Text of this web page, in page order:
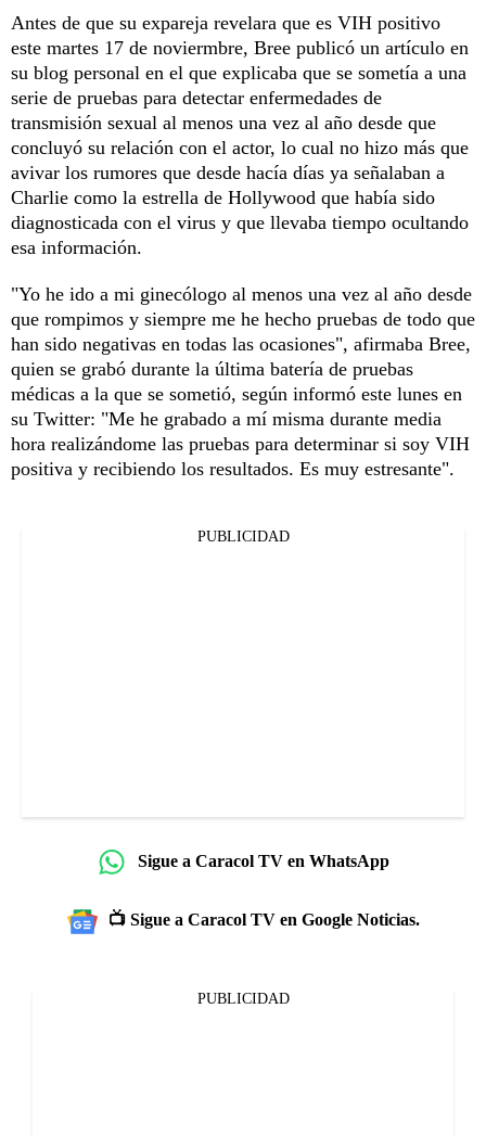
Antes de que su expareja revelara que es VIH positivo
este martes 17 de noviermbre, Bree publicó un artículo en
su blog personal en el que explicaba que se sometía a una
serie de pruebas para detectar enfermedades de
transmisión sexual al menos una vez al año desde que
concluyó su relación con el actor, lo cual no hizo más que
avivar los rumores que desde hacía días ya señalaban a
Charlie como la estrella de Hollywood que había sido
diagnosticada con el virus y que llevaba tiempo ocultando
esa información.
"Yo he ido a mi ginecólogo al menos una vez al año desde
que rompimos y siempre me he hecho pruebas de todo que
han sido negativas en todas las ocasiones", afirmaba Bree,
quien se grabó durante la última batería de pruebas
médicas a la que se sometió, según informó este lunes en
su Twitter: "Me he grabado a mí misma durante media
hora realizándome las pruebas para determinar si soy VIH
positiva y recibiendo los resultados. Es muy estresante".
PUBLICIDAD
Sigue a Caracol TV en WhatsApp
📺 Sigue a Caracol TV en Google Noticias.
PUBLICIDAD